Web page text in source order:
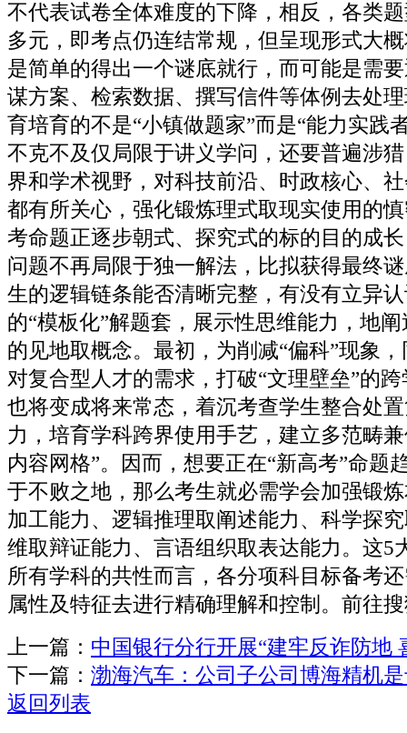
不代表试卷全体难度的下降，相反，各类
多元，即考点仍连结常规，但呈现形式大
是简单的得出一个谜底就行，而可能是需
谋方案、检索数据、撰写信件等体例去处
育培育的不是“小镇做题家”而是“能力实践
不克不及仅局限于讲义学问，还要普遍涉
界和学术视野，对科技前沿、时政核心、
都有所关心，强化锻炼理式取现实使用的
考命题正逐步朝式、探究式的标的目的成
问题不再局限于独一解法，比拟获得最终
生的逻辑链条能否清晰完整，有没有立异
的“模板化”解题套，展示性思维能力，地
的见地取概念。最初，为削减“偏科”现象
对复合型人才的需求，打破“文理壁垒”的
也将变成将来常态，着沉考查学生整合处
力，培育学科跨界使用手艺，建立多范畴
内容网格”。因而，想要正在“新高考”命题
于不败之地，那么考生就必需学会加强锻
加工能力、逻辑推理取阐述能力、科学探
维取辩证能力、言语组织取表达能力。这5
所有学科的共性而言，各分项科目标备考
属性及特征去进行精确理解和控制。前往
上一篇： 中国银行分行开展“建牢反诈防地
下一篇： 渤海汽车：公司子公司博海精机
返回列表